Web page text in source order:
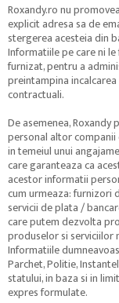
Roxandy.ro nu
explicit adresa sa de
stergerea acesteia din
Informatiile pe care ni
furnizat, pentru a
preintampina
contractuali.
De asemenea,
personal altor companii
in temeiul unui
care garanteaza ca
acestor informatii
cum urmeaza: furnizori
servicii de plata /
care putem dezvolta
produselor si serviciilor
Informatiile
Parchet, Politie,
statului, in baza si in
expres formulate.